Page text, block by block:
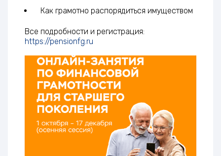
Как грамотно распорядиться имуществом
Все подробности и регистрация:
https://pensionfg.ru